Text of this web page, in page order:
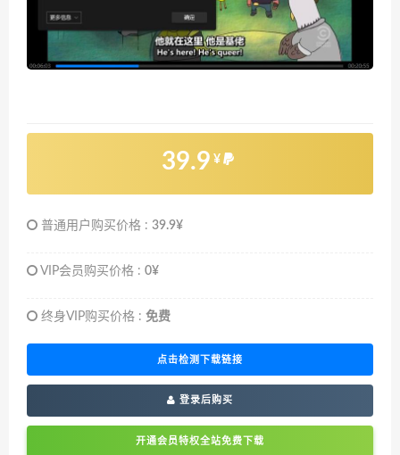
39.9 ¥
普通用户购买价格 : 39.9¥
VIP会员购买价格 : 0¥
终身VIP购买价格 : 免费
点击检测下载链接
登录后购买
开通会员特权全站免费下载